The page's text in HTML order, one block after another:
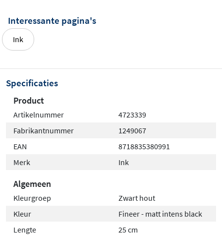
Perfect voor iedereen die zeker wil zijn van de juiste
kleur in de badkamer.
Interessante pagina's
Ink
Specificaties
Product
Artikelnummer
4723339
Fabrikantnummer
1249067
EAN
8718835380991
Merk
Ink
Algemeen
Kleurgroep
Zwart hout
Kleur
Fineer - matt intens black
Lengte
25 cm